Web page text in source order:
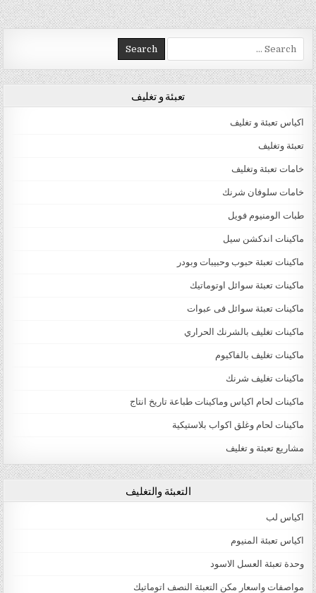
Search for:
تعبئة و تغليف
اكياس تعبئة و تغليف
تعبئة وتغليف
خامات تعبئة وتغليف
خامات سلوفان شرنك
طبات الومنيوم فويل
ماكينات اندكشن سيل
ماكينات تعبئة حبوب وحبيبات وبودر
ماكينات تعبئة سوائل اوتوماتيك
ماكينات تعبئة سوائل فى عبوات
ماكينات تغليف بالشرنك الحراري
ماكينات تغليف بالفاكيوم
ماكينات تغليف شرنك
ماكينات لحام اكياس وماكينات طباعة تاريخ انتاج
ماكينات لحام وغلق اكواب بلاستيكية
مشاريع تعبئة و تغليف
التعبئة والتغليف
اكياس لب
اكياس تعبئة المنيوم
وحدة تعبئة العسل الاسود
مواصفات واسعار مكن التعبئة النصف اتوماتيك